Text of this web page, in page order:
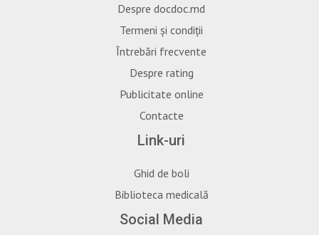
Despre docdoc.md
Termeni și condiții
Întrebări frecvente
Despre rating
Publicitate online
Contacte
Link-uri
Ghid de boli
Biblioteca medicală
Social Media